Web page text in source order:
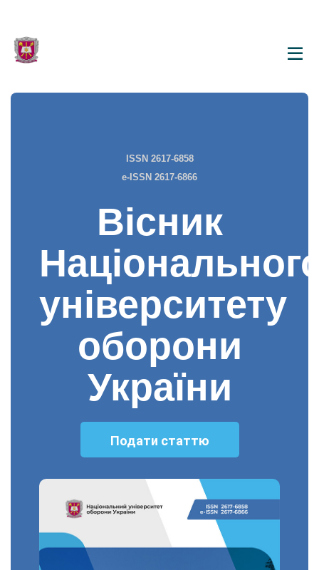
ISSN 2617-6858
e-ISSN 2617-6866
Вісник
університету
оборони
України
Подати статтю